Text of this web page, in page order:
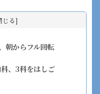
朝からフル回転
、3科をはしご